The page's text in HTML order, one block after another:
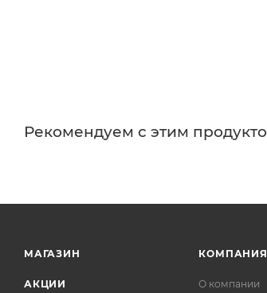
Рекомендуем с этим
МАГАЗИН
АКЦИИ
КОМПАНИЯ
О компании